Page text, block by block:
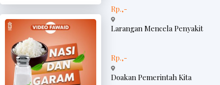
Rp.,-
Larangan Mencela Penyakit
Rp.,-
Doakan Pemerintah Kita